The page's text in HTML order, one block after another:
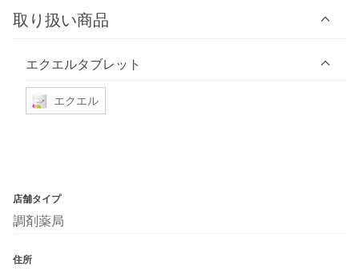
取り扱い商品
エクエルタブレット
エクエル
店舗タイプ
調剤薬局
住所